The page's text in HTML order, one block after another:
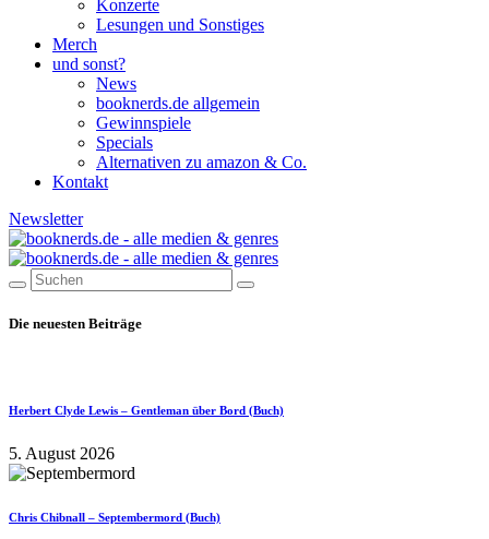
Konzerte
Lesungen und Sonstiges
Merch
und sonst?
News
booknerds.de allgemein
Gewinnspiele
Specials
Alternativen zu amazon & Co.
Kontakt
Newsletter
Die neuesten Beiträge
Herbert Clyde Lewis – Gentleman über Bord (Buch)
5. August 2026
Chris Chibnall – Septembermord (Buch)